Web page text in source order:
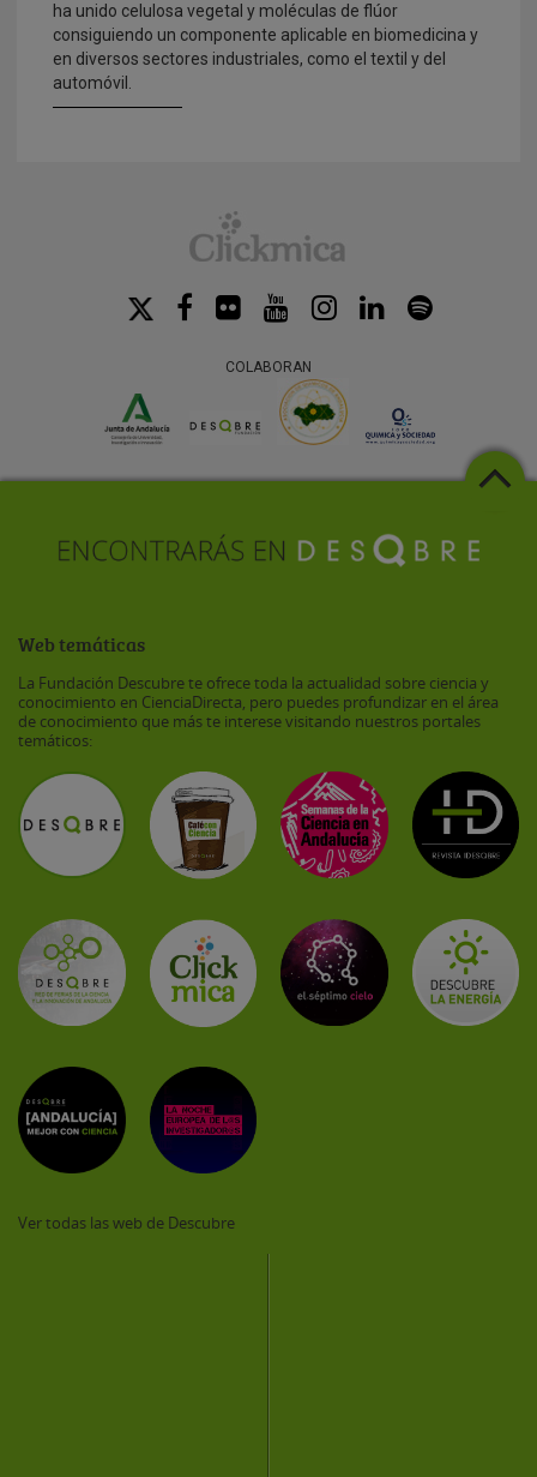
ha unido celulosa vegetal y moléculas de flúor
consiguiendo un componente aplicable en biomedicina y
en diversos sectores industriales, como el textil y del
automóvil.
COLABORAN
Web temáticas
La Fundación Descubre te ofrece toda la actualidad sobre ciencia y
conocimiento en CienciaDirecta, pero puedes profundizar en el área
de conocimiento que más te interese visitando nuestros portales
temáticos:
Ver todas las web de Descubre